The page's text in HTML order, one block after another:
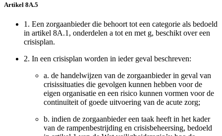
Artikel 8A.5
1. Een zorgaanbieder die behoort tot een categorie als bedoeld
in artikel 8A.1, onderdelen a tot en met g, beschikt over een
crisisplan.
2. In een crisisplan worden in ieder geval beschreven:
a. de handelwijzen van de zorgaanbieder in geval van
crisissituaties die gevolgen kunnen hebben voor de
eigen organisatie en een risico kunnen vormen voor de
continuïteit of goede uitvoering van de acute zorg;
b. indien de zorgaanbieder een taak heeft in het kader
van de rampenbestrijding en crisisbeheersing, bedoeld